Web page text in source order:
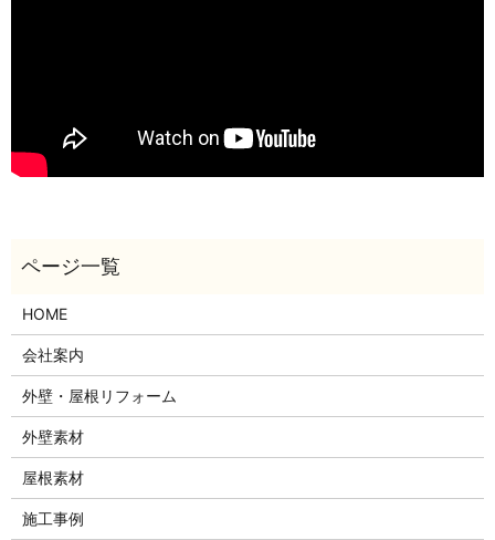
HOME
会社案内
外壁・屋根リフォーム
外壁素材
屋根素材
施工事例